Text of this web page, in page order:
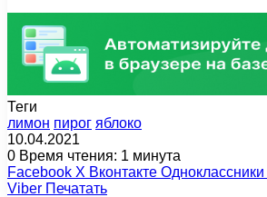
Теги
лимон пирог яблоко
10.04.2021
0 Время чтения: 1 минута
Facebook X Вконтакте Одноклассники
Viber Печатать